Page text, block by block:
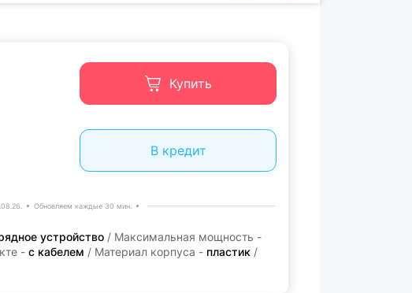
Купить
В кредит
Обновляем каждые 30 мин.
устройство / Максимальная мощность -
- с кабелем / Материал корпуса - пластик /